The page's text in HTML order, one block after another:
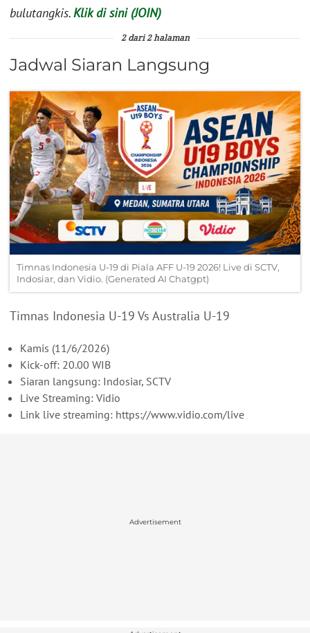
bulutangkis.Klik di sini (JOIN)
2 dari 2 halaman
Jadwal Siaran Langsung
Timnas Indonesia U-19 di Piala AFF U-19 2026! Live di SCTV,
Indosiar, dan Vidio. (Generated AI Chatgpt)
Timnas Indonesia U-19 Vs Australia U-19
Kamis (11/6/2026)
Kick-off: 20.00 WIB
Siaran langsung: Indosiar, SCTV
Live Streaming: Vidio
Link live streaming: https://www.vidio.com/live
Advertisement